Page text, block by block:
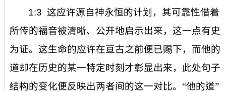
1:3 这应许源自神永恒的计划，其可靠性借着
所传的福音被清晰、公开地启示出来，这一点有史
为证。这生命的应许在亘古之前便已赐下，而他的
道却在历史的某一特定时刻才彰显出来，此处句子
结构的变化便反映出两者间的这一对比。 “他的道”